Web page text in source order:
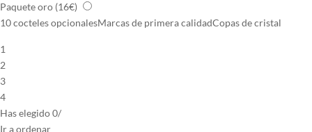
Paquete oro (16€)
10 cocteles opcionalesMarcas de primera calidadCopas de cristal
1
2
3
4
Has elegido0/
Ira ordenar